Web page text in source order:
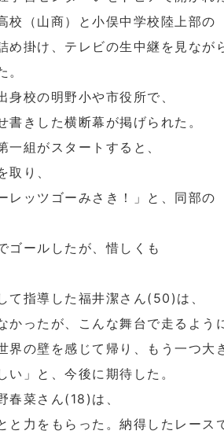
校（山商）と小俣中学校陸上部の
め掛け、テレビの生中継を見なが
身校の明野小や市役所で、
書きした横断幕が掲げられた。
一組がスタートすると、
取り、
レッツゴーみさき！」と、同部の
ゴールしたが、惜しくも
て指導した福井潔さん(50)は、
かったが、こんな舞台で走るよう
界の壁を感じて帰り、もう一つ大
い」と、今後に期待した。
春菜さん(18)は、
と力をもらった。納得したレース